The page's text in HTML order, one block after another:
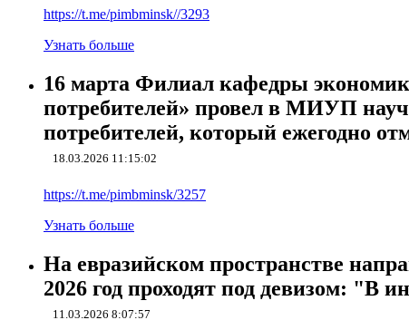
https://t.me/pimbminsk//3293
Узнать больше
16 марта Филиал кафедры
потребителей» провел в МИУП
потребителей, который ежегодно
18.03.2026 11:15:02
https://t.me/pimbminsk/3257
Узнать больше
На евразийском пространстве
2026 год проходят под девизом: "В
11.03.2026 8:07:57